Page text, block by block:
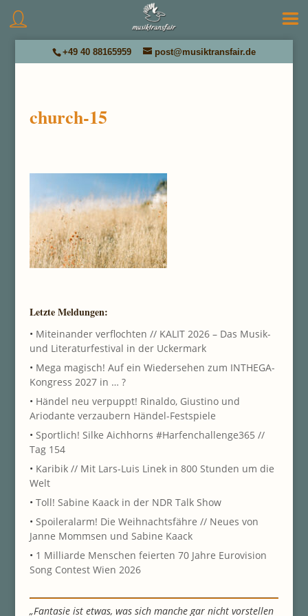
+49 40 88165959 post@musiktransfair.de
church-15
Letzte Meldungen:
• Miteinander verflochten // KALIT 2026 – Das Musik-
und Literaturfestival in der Uckermark
• Mega magisch! Auf ein Wiedersehen zum INTHEGA-
Kongress 2027 in … ?
• Händel neu verpuppt! Rinaldo, Giustino und
Ariodante verzaubern Händel-Festspiele
• Sportlich! Silke Aichhorns #Harfenchallenge365 //
Tag 154
• Karibik // Mit Lars-Luis Linek in 800 Stunden um die
Welt
• Toll! Sabine Kaack in der NDR Talk Show
• Spoileralarm! Die Weihnachtsfähre // Neues von
Janne Mommsen und Sabine Kaack
• 1 Milliarde Menschen feierten 70 Jahre Eurovision
Song Contest Wien 2026
„Fantasie ist etwas, was sich manche gar nicht vorstellen